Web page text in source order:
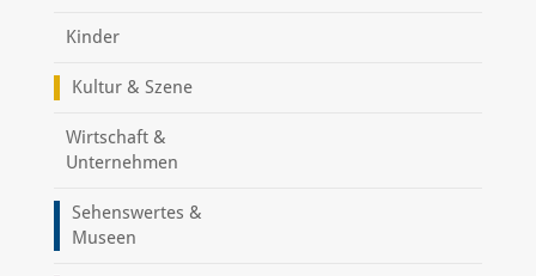
Kinder
Kultur & Szene
Wirtschaft &
Unternehmen
Sehenswertes &
Museen